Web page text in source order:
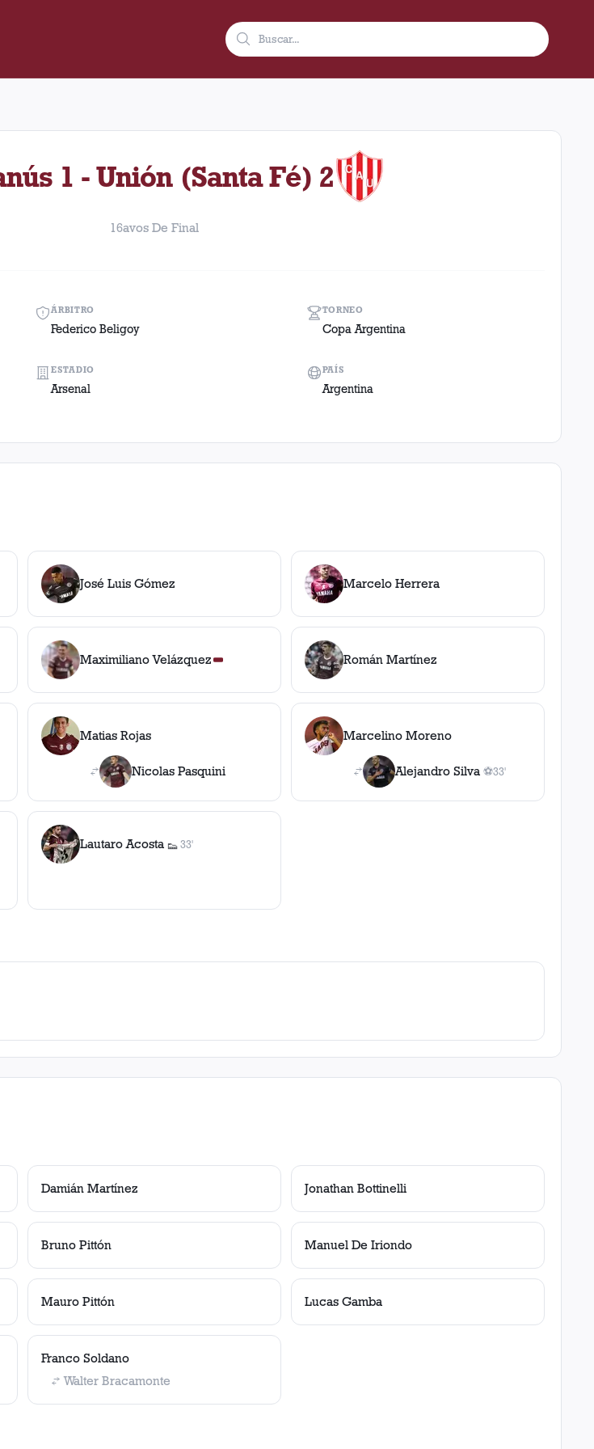
Fé) disputado el Miércoles, 16 de agosto de 2017 en condición de local en el estadio Arsenal
1 - Unión (Santa Fé) 2
16avos De Final
ÁRBITRO
Federico Beligoy
TORNEO
Copa Argentina
ESTADIO
Arsenal
PAÍS
Argentina
José Luis Gómez Marcelo Herrera
Maximiliano Velázquez Román Martínez
Matias Rojas
Nicolas Pasquini
Marcelino Moreno
Alejandro Silva ⚽
1gol
33'
Lautaro Acosta 👟
1asistencia
33'
Damián Martínez Jonathan Bottinelli
Bruno Pittón Manuel De Iriondo
Mauro Pittón Lucas Gamba
Franco Soldano
Walter Bracamonte